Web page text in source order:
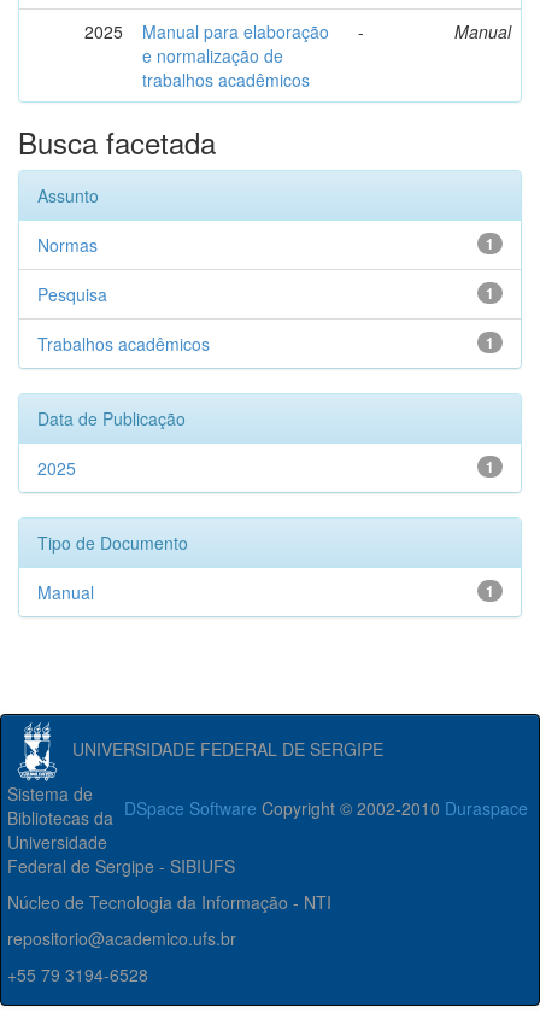
2025
Manual para elaboração
e normalização de
trabalhos acadêmicos
- Manual
Busca facetada
Assunto
1
Normas
1
Pesquisa
1
Trabalhos acadêmicos
Data de Publicação
1
2025
Tipo de Documento
1
Manual
UNIVERSIDADE FEDERAL DE SERGIPE
DSpace Software Copyright © 2002-2010 Duraspace
Sistema de
Bibliotecas da
Universidade
Federal de Sergipe - SIBIUFS
Núcleo de Tecnologia da Informação - NTI
repositorio@academico.ufs.br
+55 79 3194-6528